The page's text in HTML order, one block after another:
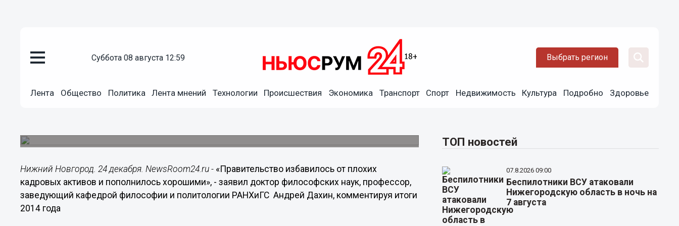
суббота 08 августа 12:59 Выбрать регион
Лента Общество Политика Лента мнений Технологии Происшествия Экономика Транспорт Спорт Недвижимость Культура Подробно Здоровье
Правительство избавилось от плохих кадровых активов и
Нижний Новгород. 24 декабря. NewsRoom24.ru - «Правительство избавилось от плохих
кадровых активов и пополнилось хорошими», - заявил доктор философских наук, профессор,
заведующий кафедрой философии и политологии РАНХиГС Андрей Дахин, комментируя итоги
2014 года
ТОП новостей
07.8.2026 09:00
Беспилотники ВСУ атаковали
Нижегородскую область в ночь на
7 августа